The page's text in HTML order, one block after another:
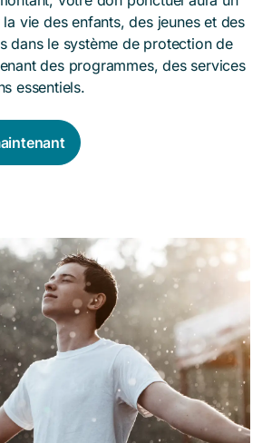
vie des enfants, des jeunes et des
dans le système de protection de
des programmes, des services
essentiels.